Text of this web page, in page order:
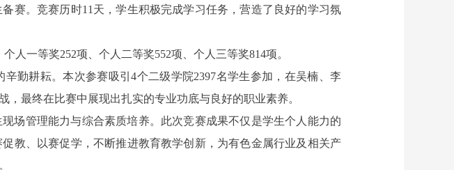
赛。竞赛历时11天，学生积极完成学习任务，营造了良好的学习氛
人一等奖252项、个人二等奖552项、个人三等奖814项。
勤耕耘。本次参赛吸引4个二级学院2397名学生参加，在吴楠、李
最终在比赛中展现出扎实的专业功底与良好的职业素养。
场管理能力与综合素质培养。此次竞赛成果不仅是学生个人能力的
教、以赛促学，不断推进教育教学创新，为有色金属行业及相关产